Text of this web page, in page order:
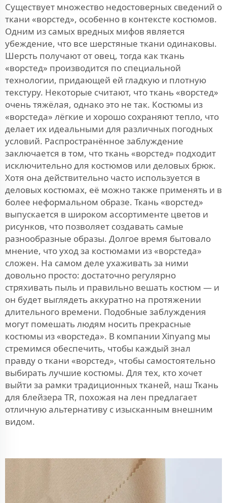
Существует множество недостоверных сведений о
ткани «ворстед», особенно в контексте костюмов.
Одним из самых вредных мифов является
убеждение, что все шерстяные ткани одинаковы.
Шерсть получают от овец, тогда как ткань
«ворстед» производится по специальной
технологии, придающей ей гладкую и плотную
текстуру. Некоторые считают, что ткань «ворстед»
очень тяжёлая, однако это не так. Костюмы из
«ворстеда» лёгкие и хорошо сохраняют тепло, что
делает их идеальными для различных погодных
условий. Распространённое заблуждение
заключается в том, что ткань «ворстед» подходит
исключительно для костюмов или деловых брюк.
Хотя она действительно часто используется в
деловых костюмах, её можно также применять и в
более неформальном образе. Ткань «ворстед»
выпускается в широком ассортименте цветов и
рисунков, что позволяет создавать самые
разнообразные образы. Долгое время бытовало
мнение, что уход за костюмами из «ворстеда»
сложен. На самом деле ухаживать за ними
довольно просто: достаточно регулярно
стряхивать пыль и правильно вешать костюм — и
он будет выглядеть аккуратно на протяжении
длительного времени. Подобные заблуждения
могут помешать людям носить прекрасные
костюмы из «ворстеда». В компании Xinyang мы
стремимся обеспечить, чтобы каждый знал
правду о ткани «ворстед», чтобы самостоятельно
выбирать лучшие костюмы. Для тех, кто хочет
выйти за рамки традиционных тканей, наш Ткань
для блейзера TR, похожая на лен предлагает
отличную альтернативу с изысканным внешним
видом.